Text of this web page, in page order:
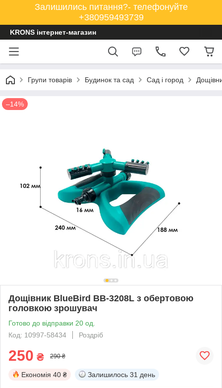
Залишились питання?- телефонуйте
+380959493739
KRONS інтернет-магазин
Групи товарів Будинок та сад Сад і город
–14%
Дощівник BlueBird BB-3208L з обертовою
головкою зрошувач
Готово до відправки 20 од.
Код: 10997-58434
Роздріб
250 ₴ 290 ₴
Економія 40 ₴ Залишилось 31 день